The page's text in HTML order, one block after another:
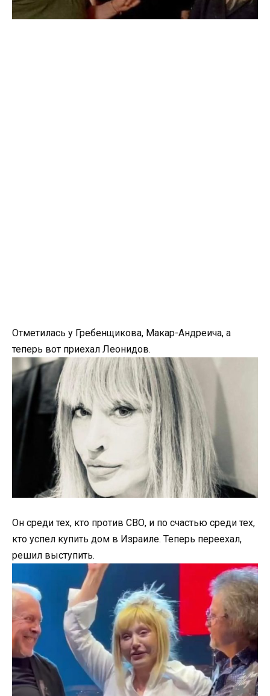
Отметилась у Гребенщикова, Макар-Андреича, а
теперь вот приехал Леонидов.
Он среди тех, кто против СВО, и по счастью среди тех,
кто успел купить дом в Израиле. Теперь переехал,
решил выступить.